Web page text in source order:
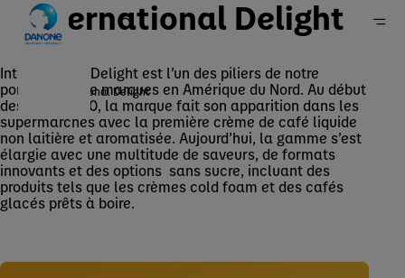
Accueil
Marques
Produits laitiers et d’origine végétale
International Delight
International Delight
International Delight est l’un des piliers de notre
portefeuille de marques en Amérique du Nord. Au début
des années 80, la marque fait son apparition dans les
supermarchés avec la première crème de café liquide
non laitière et aromatisée. Aujourd’hui, la gamme s’est
élargie avec une multitude de saveurs, de formats
innovants et des options sans sucre, incluant des
produits tels que les crèmes cold foam et des cafés
glacés prêts à boire.